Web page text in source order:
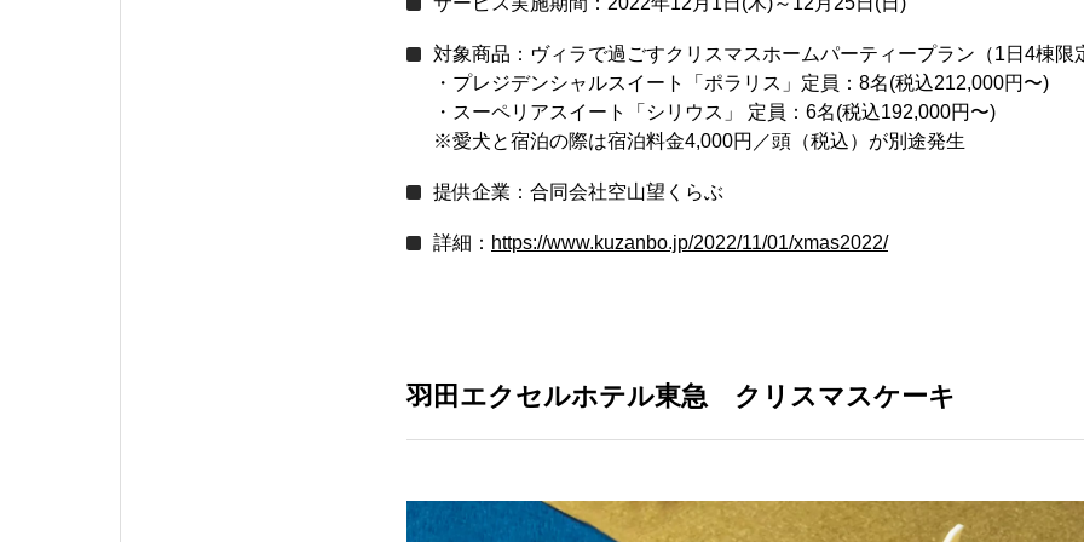
対象商品：ヴィラで過ごすクリスマスホームパーティープラン（1日4棟限
・プレジデンシャルスイート「ポラリス」定員：8名(税込212,000円〜)
・スーペリアスイート「シリウス」 定員：6名(税込192,000円〜)
※愛犬と宿泊の際は宿泊料金4,000円／頭（税込）が別途発生
提供企業：合同会社空山望くらぶ
詳細： https://www.kuzanbo.jp/2022/11/01/xmas2022/
羽田エクセルホテル東急 クリスマスケーキ